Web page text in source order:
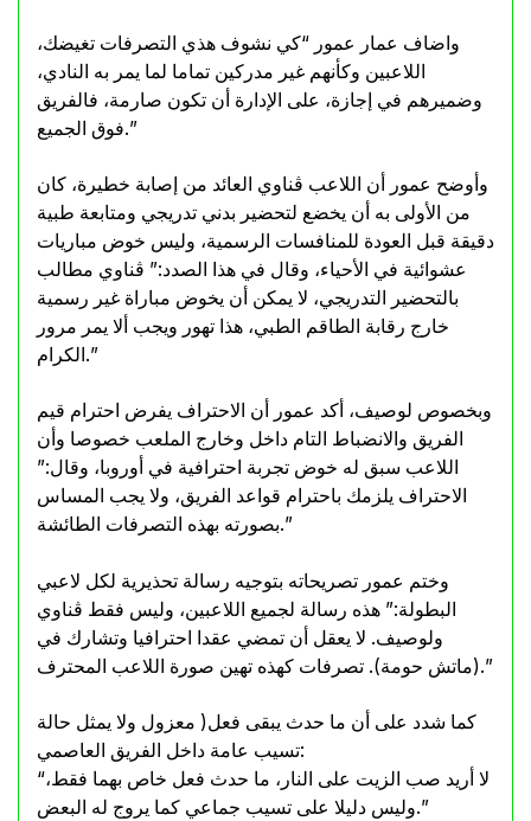
واضاف عمار عمور “كي نشوف هذي التصرفات تغيضك،
اللاعبين وكأنهم غير مدركين تماما لما يمر به النادي،
وضميرهم في إجازة، على الإدارة أن تكون صارمة، فالفريق
فوق الجميع.”
وأوضح عمور أن اللاعب ڨناوي العائد من إصابة خطيرة، كان
من الأولى به أن يخضع لتحضير بدني تدريجي ومتابعة طبية
دقيقة قبل العودة للمنافسات الرسمية، وليس خوض مباريات
عشوائية في الأحياء، وقال في هذا الصدد:” ڨناوي مطالب
بالتحضير التدريجي، لا يمكن أن يخوض مباراة غير رسمية
خارج رقابة الطاقم الطبي، هذا تهور ويجب ألا يمر مرور
الكرام.”
وبخصوص لوصيف، أكد عمور أن الاحتراف يفرض احترام قيم
الفريق والانضباط التام داخل وخارج الملعب خصوصا وأن
اللاعب سبق له خوض تجربة احترافية في أوروبا، وقال:”
الاحتراف يلزمك باحترام قواعد الفريق، ولا يجب المساس
بصورته بهذه التصرفات الطائشة.”
وختم عمور تصريحاته بتوجيه رسالة تحذيرية لكل لاعبي
البطولة:” هذه رسالة لجميع اللاعبين، وليس فقط ڨناوي
ولوصيف. لا يعقل أن تمضي عقدا احترافيا وتشارك في
(ماتش حومة). تصرفات كهذه تهين صورة اللاعب المحترف.”
كما شدد على أن ما حدث يبقى فعل( معزول ولا يمثل حالة
تسيب عامة داخل الفريق العاصمي:
“لا أريد صب الزيت على النار، ما حدث فعل خاص بهما فقط،
وليس دليلا على تسيب جماعي كما يروج له البعض.”